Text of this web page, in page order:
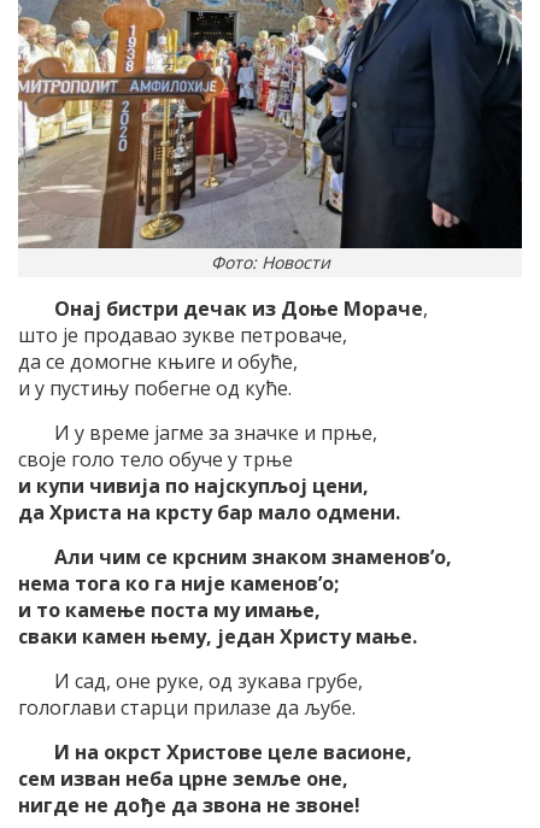
Фото: Новости
Онај бистри дечак из Доње Мораче,
што је продавао зукве петроваче,
да се домогне књиге и обуће,
и у пустињу побегне од куће.
И у време јагме за значке и прње,
своје голо тело обуче у трње
и купи чивија по најскупљој цени,
да Христа на крсту бар мало одмени.
Али чим се крсним знаком знаменов’о,
нема тога ко га није каменов’о;
и то камење поста му имање,
сваки камен њему, један Христу мање.
И сад, оне руке, од зукава грубе,
гологлави старци прилазе да љубе.
И на окрст Христове целе васионе,
сем изван неба црне земље оне,
нигде не дође да звона не звоне!